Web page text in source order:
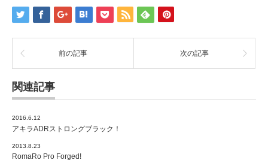
前の記事 次の記事
関連記事
2016.6.12
アキラADRストロングブラック！
2013.8.23
RomaRo Pro Forged!